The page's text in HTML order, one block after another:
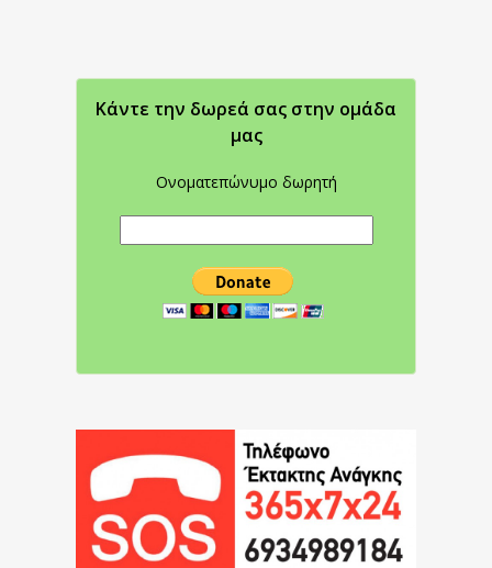
Κάντε την δωρεά σας στην oμάδα
μας
Ονοματεπώνυμο δωρητή